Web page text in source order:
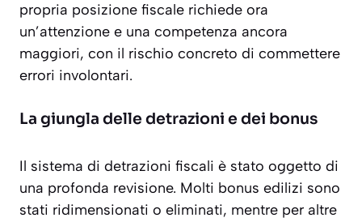
propria posizione fiscale richiede ora
un’attenzione e una competenza ancora
maggiori, con il rischio concreto di commettere
errori involontari.
La giungla delle detrazioni e dei bonus
Il sistema di detrazioni fiscali è stato oggetto di
una profonda revisione. Molti bonus edilizi sono
stati ridimensionati o eliminati, mentre per altre